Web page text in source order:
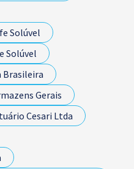
Solúvel
Solúvel
Brasileira
Gerais
Cesari Ltda